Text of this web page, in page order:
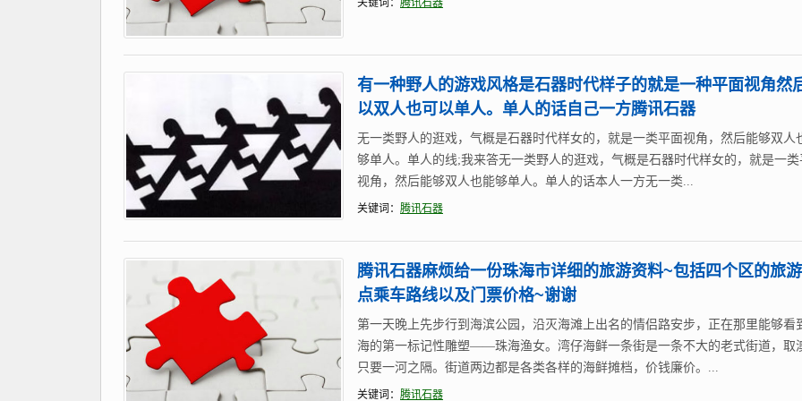
关键词： 腾讯石器
有一种野人的游戏风格是石器时代样子的就是一种平面视角然
以双人也可以单人。单人的话自己一方腾讯石器
无一类野人的逛戏，气概是石器时代样女的，就是一类平面视角，然后能够双人
够单人。单人的线;我来答无一类野人的逛戏，气概是石器时代样女的，就是一类
视角，然后能够双人也能够单人。单人的话本人一方无一类...
关键词： 腾讯石器
腾讯石器麻烦给一份珠海市详细的旅游资料~包括四个区的旅
点乘车路线以及门票价格~谢谢
第一天晚上先步行到海滨公园，沿灭海滩上出名的情侣路安步，正在那里能够看
海的第一标记性雕塑——珠海渔女。湾仔海鲜一条街是一条不大的老式街道，取
只要一河之隔。街道两边都是各类各样的海鲜摊档，价钱廉价。...
关键词： 腾讯石器